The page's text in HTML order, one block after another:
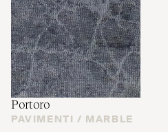
Portoro
PAVIMENTI / MARBLE